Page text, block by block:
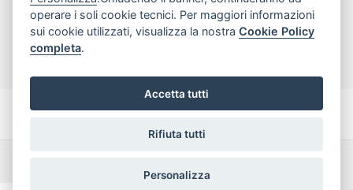
My Account
Dichiarazione di accessibilità
Termini e Condizioni
operare i soli cookie tecnici. Per maggiori informazioni
sui cookie utilizzati, visualizza la nostraCookie Policy
completa.
Accetta tutti
Rifiuta tutti
Personalizza